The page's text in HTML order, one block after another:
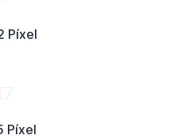
Píxel
Píxel